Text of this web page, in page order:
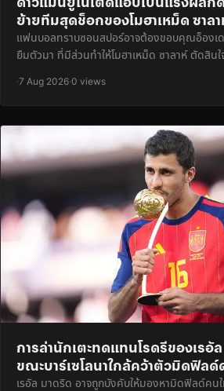
ย้ายทีมสุดช็อกของโมฮาเหม็ด ซาล
แฟนบอลทราบซอนสปอร์อาจต้องขอบคุณอ็องเด
ยืมตัวมา ที่มีส่วนทำให้โมฮาเหม็ด ซาลาห์ ตัดสินใ
·7 Aug 2026·0 views
การล่านักเตะทดแทนโรดรีของเรอั
ขณะบาร์เซโลนาใกล้คว้าตัวมิดฟิลด์
เรอัล มาดริด อาจถูกบังคับให้มองหามิดฟิลด์คน